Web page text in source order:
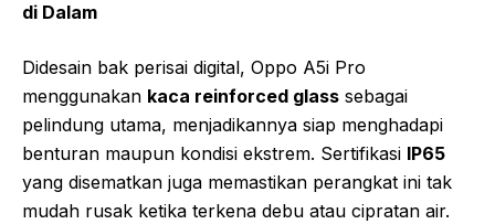
di Dalam
Didesain bak perisai digital, Oppo A5i Pro
menggunakan kaca reinforced glass sebagai
pelindung utama, menjadikannya siap menghadapi
benturan maupun kondisi ekstrem. Sertifikasi IP65
yang disematkan juga memastikan perangkat ini tak
mudah rusak ketika terkena debu atau cipratan air.